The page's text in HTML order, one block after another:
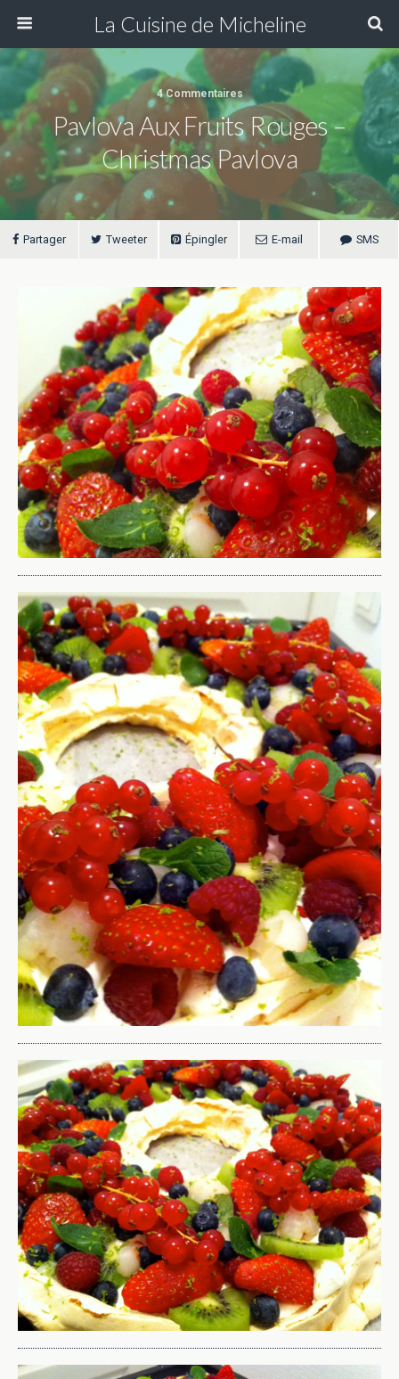
La Cuisine de Micheline
4 Commentaires
Pavlova Aux Fruits Rouges –
Christmas Pavlova
Partager Tweeter Épingler E-mail SMS